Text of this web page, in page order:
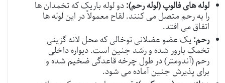
لوله های فالوپ (لوله رحم):دو لوله باریک که تخمدان ها
را به رحم متصل می کنند. لقاح معمولاً در این لوله ها
اتفاق می افتد.
رحم:یک عضو عضلانی توخالی که محل لانه گزینی
تخمک بارور شده و رشد جنین است. دیواره داخلی
رحم (آندومتر) در طول چرخه قاعدگی ضخیم شده و
برای پذیرش جنین آماده می شود.